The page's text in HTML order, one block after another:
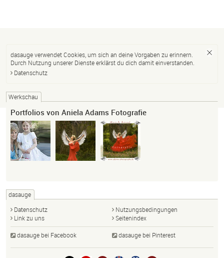
dasauge verwendet Cookies, um sich an deine Vorgaben zu erinnern.
Durch Nutzung unserer Dienste erklärst du dich damit einverstanden.
Datenschutz
Werkschau
Portfolios von Aniela Adams Fotografie
dasauge
Datenschutz
Nutzungsbedingungen
Link zu uns
Seitenindex
dasauge bei Facebook dasauge bei Pinterest